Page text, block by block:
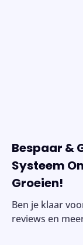
Bespaar &
Systeem
Groeien!
Ben je klaar
reviews en